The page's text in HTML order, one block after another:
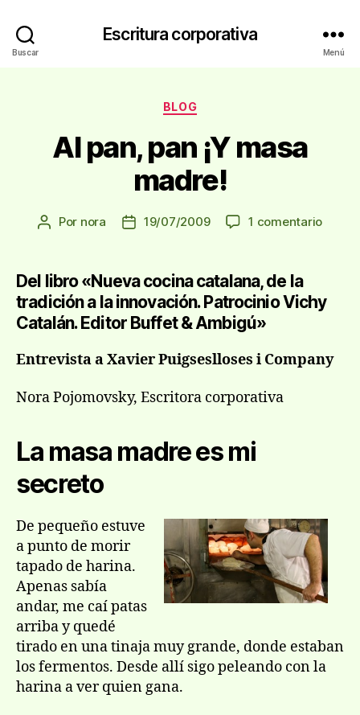
Buscar
Escritura corporativa
Menú
Categorías
BLOG
Al pan, pan ¡Y masa
madre!
Autor
entrada
Por nora
Fecha
entrada
19/07/2009 1 comentarioen
masa
Del libro «Nueva cocina catalana, de la
tradición a la innovación. Patrocinio Vichy
Catalán. Editor Buffet & Ambigú»
Entrevista a Xavier Puigseslloses i Company
Nora Pojomovsky, Escritora corporativa
La masa madre es mi
secreto
De pequeño estuve
a punto de morir
tapado de harina.
Apenas sabí­a
andar, me caí­ patas
arriba y quedé
tirado en una tinaja muy grande, donde estaban
los fermentos. Desde allí­ sigo peleando con la
harina a ver quien gana.